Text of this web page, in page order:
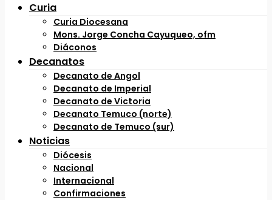
Curia
Curia Diocesana
Mons. Jorge Concha Cayuqueo, ofm
Diáconos
Decanatos
Decanato de Angol
Decanato de Imperial
Decanato de Victoria
Decanato Temuco (norte)
Decanato de Temuco (sur)
Noticias
Diócesis
Nacional
Internacional
Confirmaciones